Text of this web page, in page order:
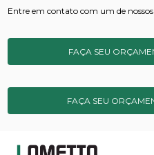
Entre em contato com um de nossos
FAÇA SEU
FAÇA SEU